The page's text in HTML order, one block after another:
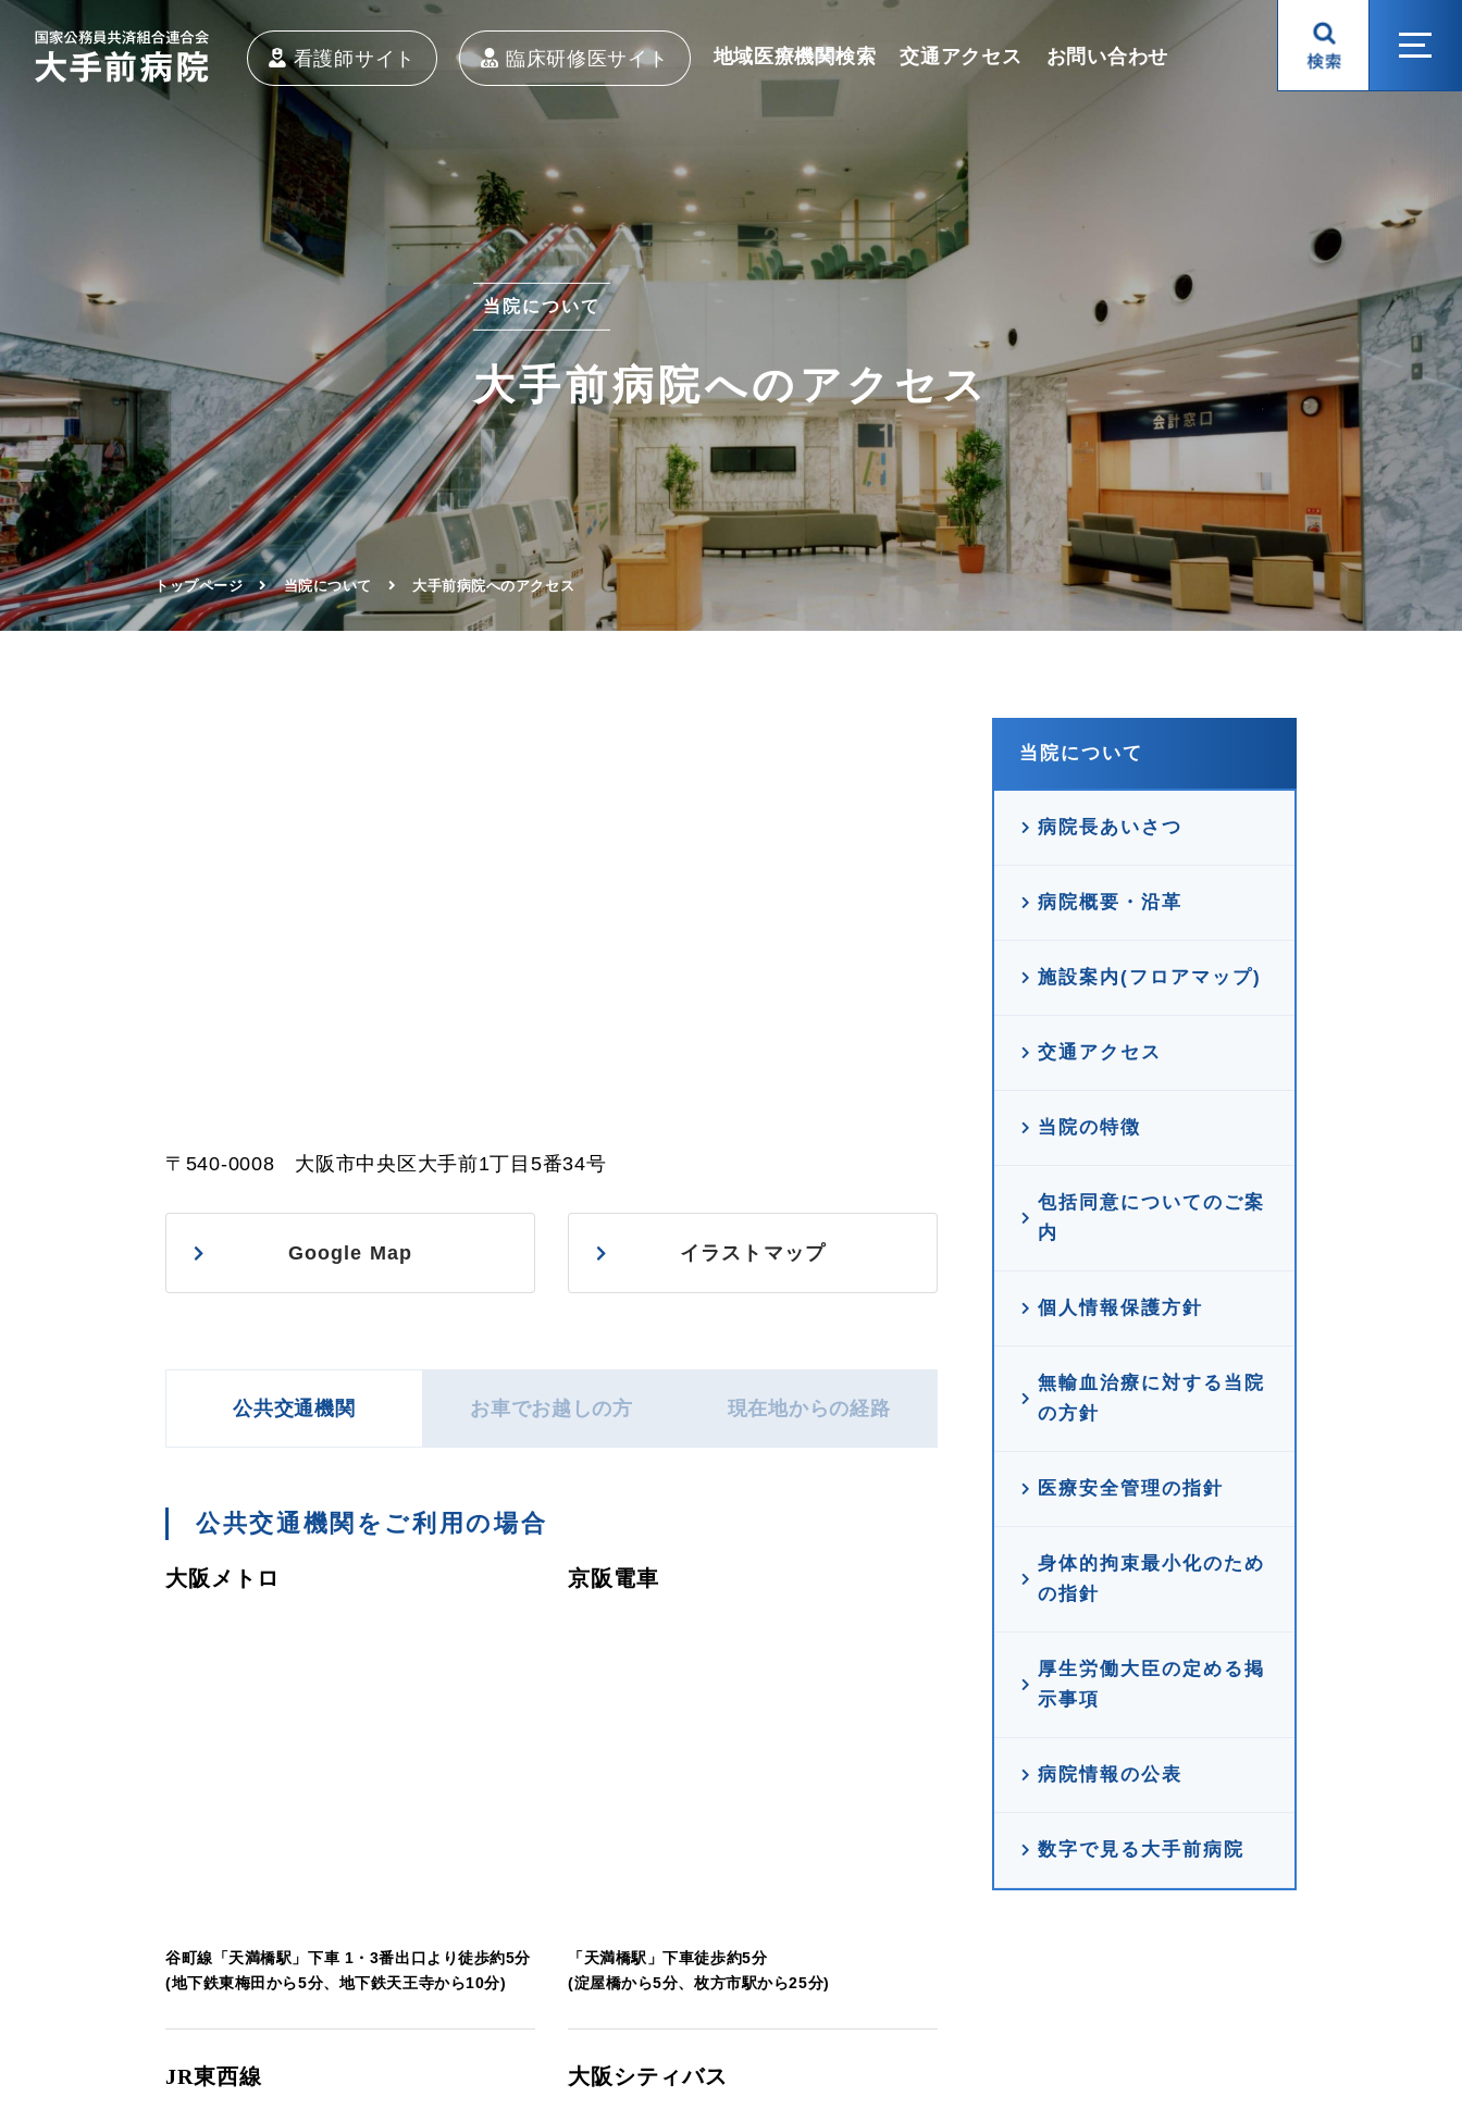
看護師サイト 臨床研修医サイト 地域医療機関検索 交通アクセス お問い合わせ
当院について
大手前病院へのアクセス
トップページ 当院について 大手前病院へのアクセス
〒540-0008 大阪市中央区大手前1丁目5番34号
Google Map イラストマップ
公共交通機関 お車でお越しの方 現在地からの経路
公共交通機関をご利用の場合
大阪メトロ
谷町線「天満橋駅」下車 1・3番出口より徒歩約5分
(地下鉄東梅田から5分、地下鉄天王寺から10分)
京阪電車
「天満橋駅」下車徒歩約5分
(淀屋橋から5分、枚方市駅から25分)
JR東西線 大阪シティバス
当院について
病院長あいさつ
病院概要・沿革
施設案内(フロアマップ)
交通アクセス
当院の特徴
包括同意についてのご案
内
個人情報保護方針
無輸血治療に対する当院
の方針
医療安全管理の指針
身体的拘束最小化のため
の指針
厚生労働大臣の定める掲
示事項
病院情報の公表
数字で見る大手前病院